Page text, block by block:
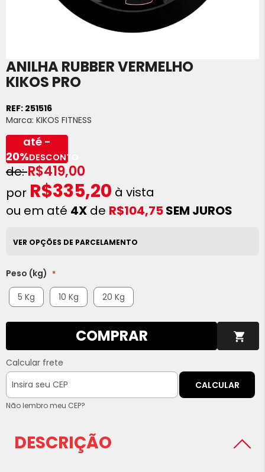
ANILHA RUBBER VERMELHO
KIKOS PRO
REF: 251516
Marca: KIKOS FITNESS
R$419,00
até -
20%DESCONTO
R$335,20 à vista
ou em até 4X de R$104,75SEM JUROS
VER OPÇÕES DE PARCELAMENTO
Peso (kg)
5 Kg
10 Kg 20 Kg
COMPRAR
Calcular frete
CALCULAR
Não lembro meu CEP?
Saltar
para
o
da
Galeria
de
imagens
DESCRIÇÃO